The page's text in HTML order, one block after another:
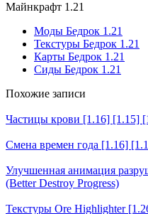
Майнкрафт 1.21
Моды Бедрок 1.21
Текстуры Бедрок 1.21
Карты Бедрок 1.21
Сиды Бедрок 1.21
Похожие записи
Частицы крови [1.16] [1.15]
Смена времен года [1.16]
Улучшенная анимация
(Better Destroy Progress)
Текстуры Ore Highlighter